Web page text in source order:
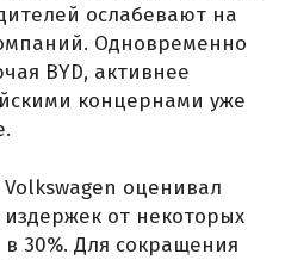
ослабевают на
Одновременно
BYD, активнее
концернами уже
оценивал
от некоторых
30%. Для сокращения